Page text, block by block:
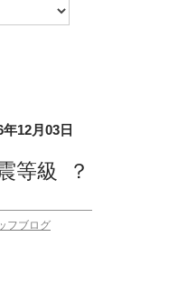
年12月03日
等級 ？
フブログ